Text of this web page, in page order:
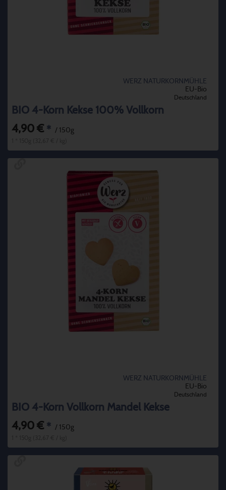
WERZ NATURKORNMÜHLE
EU-Bio
Deutschland
BIO 4-Korn Kekse 100% Vollkorn
4,90 € * / 150g
WERZ NATURKORNMÜHLE
EU-Bio
Deutschland
BIO 4-Korn Vollkorn Mandel Kekse
4,90 € * / 150g